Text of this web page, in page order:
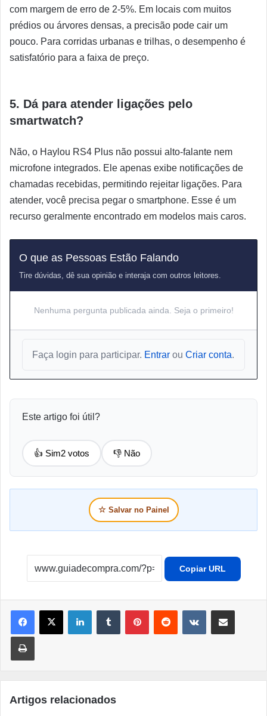
com margem de erro de 2-5%. Em locais com muitos
prédios ou árvores densas, a precisão pode cair um
pouco. Para corridas urbanas e trilhas, o desempenho é
satisfatório para a faixa de preço.
5. Dá para atender ligações pelo
smartwatch?
Não, o Haylou RS4 Plus não possui alto-falante nem
microfone integrados. Ele apenas exibe notificações de
chamadas recebidas, permitindo rejeitar ligações. Para
atender, você precisa pegar o smartphone. Esse é um
recurso geralmente encontrado em modelos mais caros.
O que as Pessoas Estão Falando
Tire dúvidas, dê sua opinião e interaja com outros leitores.
Nenhuma pergunta publicada ainda. Seja o primeiro!
Faça login para participar. Entrar ou Criar conta.
Este artigo foi útil?
👍 Sim2 votos 👎 Não
☆ Salvar no Painel
Copiar URL
LinkedinTumblr PinterestReddit VK Compartilhar por e-mail
Imprimir
Artigos relacionados